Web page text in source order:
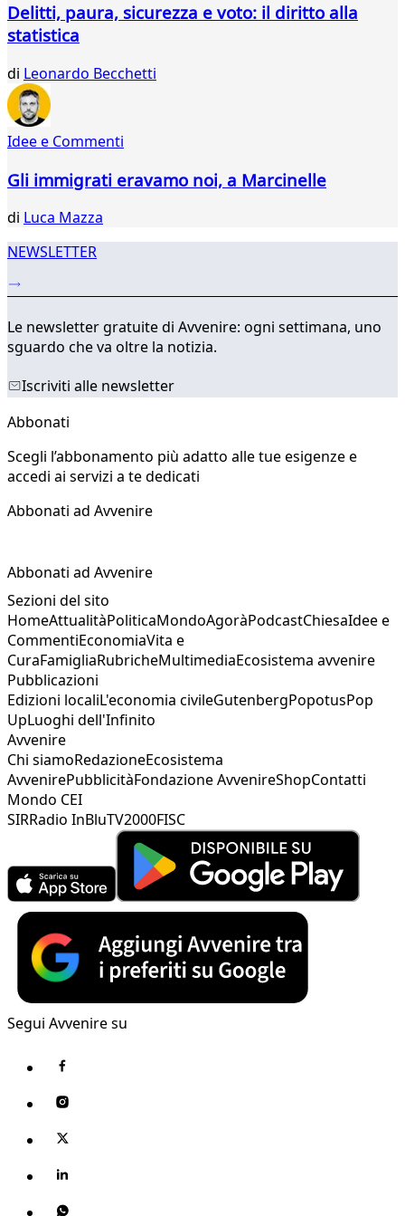
Delitti, paura, sicurezza e voto: il diritto alla
statistica
di Leonardo Becchetti
Idee e Commenti
Gli immigrati eravamo noi, a Marcinelle
di Luca Mazza
NEWSLETTER
Le newsletter gratuite di Avvenire: ogni settimana, uno
sguardo che va oltre la notizia.
Iscriviti alle newsletter
Abbonati
Scegli l’abbonamento più adatto alle tue esigenze e
accedi ai servizi a te dedicati
Abbonati ad Avvenire
Abbonati ad Avvenire
Sezioni del sito
HomeAttualitàPoliticaMondoAgoràPodcastChiesaIdee e
CommentiEconomiaVita e
CuraFamigliaRubricheMultimediaEcosistema avvenire
Pubblicazioni
Edizioni localiL'economia civileGutenbergPopotusPop
UpLuoghi dell'Infinito
Avvenire
Chi siamoRedazioneEcosistema
AvvenirePubblicitàFondazione AvvenireShopContatti
Mondo CEI
SIRRadio InBluTV2000FISC
Segui Avvenire su